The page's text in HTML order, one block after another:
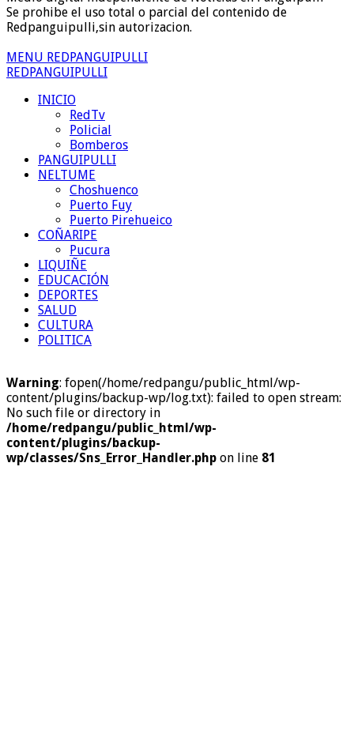
Se prohibe el uso total o parcial del contenido de
Redpanguipulli,sin autorizacion.
MENU REDPANGUIPULLI
REDPANGUIPULLI
INICIO
RedTv
Policial
Bomberos
PANGUIPULLI
NELTUME
Choshuenco
Puerto Fuy
Puerto Pirehueico
COÑARIPE
Pucura
LIQUIÑE
EDUCACIÓN
DEPORTES
SALUD
CULTURA
POLITICA
Warning: fopen(/home/redpangu/public_html/wp-
content/plugins/backup-wp/log.txt): failed to open stream:
No such file or directory in
/home/redpangu/public_html/wp-
content/plugins/backup-
wp/classes/Sns_Error_Handler.php on line 81